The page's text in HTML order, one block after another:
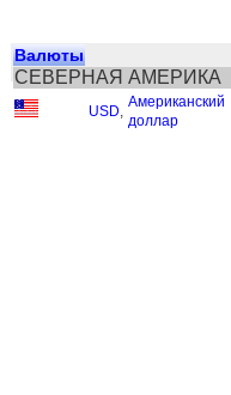
Валюты
СЕВЕРНАЯ АМЕРИКА
USD
Американский
доллар